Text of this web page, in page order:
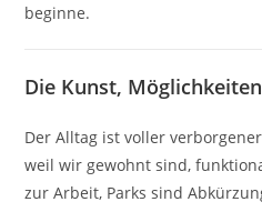
beginne.
Die Kunst,
Der Alltag ist voller
weil wir gewohnt sind,
zur Arbeit, Parks sind